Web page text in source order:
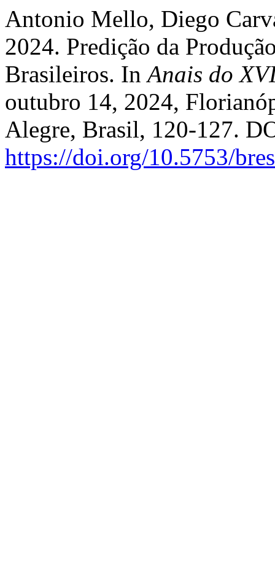
Antonio Mello, Diego
2024. Predição da
Brasileiros. InAnais do
outubro 14, 2024,
Alegre, Brasil, 120-127.
https://doi.org/10.5753/